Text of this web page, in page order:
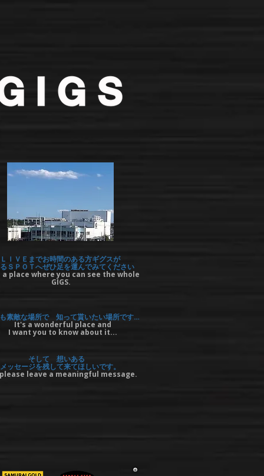
ＬＩＶＥまでお時間のある方ギグスが
ＳＰＯＴへぜひ足を運んでみてください
a place where you can see the whole
GIGS.
素敵な場所で 知って貰いたい場所です…
It's a wonderful place and
I want you to know about it...
そして 想いある
メッセージを残して来てほしいです。
leave a meaningful message.